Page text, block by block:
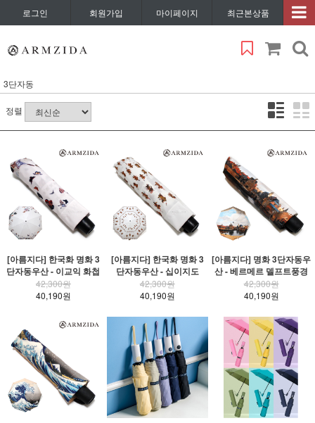
로그인 회원가입 마이페이지 최근본상품
3단자동
정렬
[아름지다] 한국화 명화 3
단자동우산 - 이교익 화첩
42,300원
40,190원
[아름지다] 한국화 명화 3
단자동우산 - 십이지도
42,300원
40,190원
[아름지다] 명화 3단자동우
산 - 베르메르 델프트풍경
42,300원
40,190원